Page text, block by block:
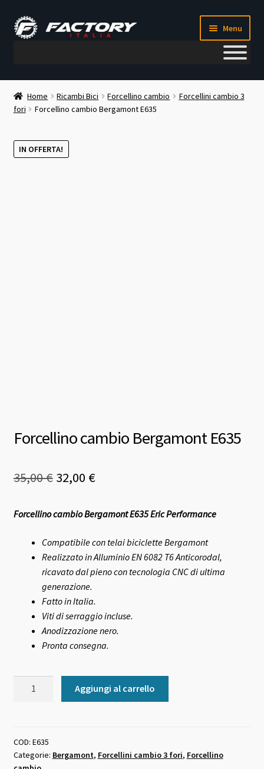
Vai
alla
Vai
al
Menu
Il mio account
Metodi di pagamento
Chi siamo
Home Ricambi Bici Forcellino cambio
Forcellini cambio 3
fori
Forcellino cambio Bergamont E635
IN OFFERTA!
Forcellino cambio Bergamont E635
35,00€ Il
originale
era:
35,00 €.
32,00 €Il
attuale
è:
32,00 €.
Forcellino cambio Bergamont E635 Eric Performance
Compatibile con telai biciclette Bergamont
Realizzato in Alluminio EN 6082 T6 Anticorodal,
ricavato dal pieno con tecnologia CNC di ultima
generazione.
Fatto in Italia.
Viti di serraggio incluse.
Anodizzazione nero.
Pronta consegna.
quantità
Aggiungi al carrello
COD: E635
Categorie: Bergamont, Forcellini cambio 3 fori, Forcellino